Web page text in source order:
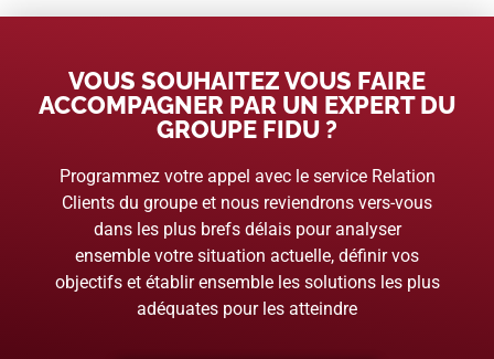
VOUS SOUHAITEZ VOUS FAIRE
ACCOMPAGNER PAR UN EXPERT DU
GROUPE FIDU ?
Programmez votre appel avec le service Relation
Clients du groupe et nous reviendrons vers-vous
dans les plus brefs délais pour analyser
ensemble votre situation actuelle, définir vos
objectifs et établir ensemble les solutions les plus
adéquates pour les atteindre